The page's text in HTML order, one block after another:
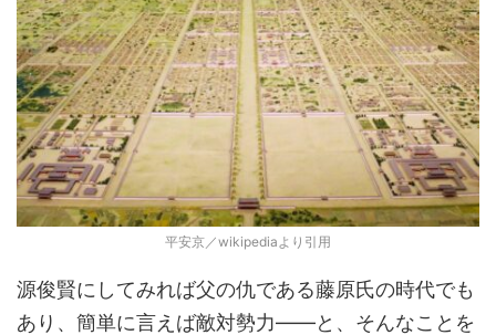
平安京／wikipediaより引用
源俊賢にしてみれば父の仇である藤原氏の時代でも
あり、簡単に言えば敵対勢力――と、そんなことを